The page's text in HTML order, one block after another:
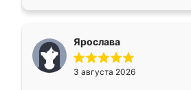
Ярослава
3 августа 2026